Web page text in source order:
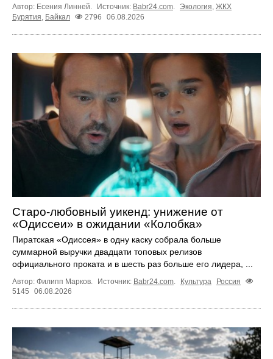
Автор: Есения Линней. Источник: Babr24.com Экология ЖКХ
Бурятия Байкал 2796 06.08.2026
Старо-любовный уикенд: унижение от
«Одиссеи» в ожидании «Колобка»
Пиратская «Одиссея» в одну каску собрала больше
суммарной выручки двадцати топовых релизов
официального проката и в шесть раз больше его лидера, ...
Автор: Филипп Марков. Источник: Babr24.com. Культура
Россия
5145
06.08.2026